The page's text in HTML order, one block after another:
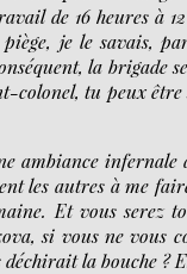
de 16 heures à
je le savais,
la
colonel, tu peux
ambiance infernale
les autres à me
Et vous serez
si vous ne vous
déchirait la bouche